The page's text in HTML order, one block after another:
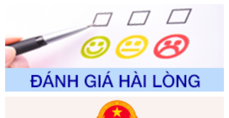
Tên: Nghị định số 351/2025/NĐ-CP của Chính phủ: Quy
định chuẩn nghèo đa chiều quốc gia giai đoạn 2026 - 2030
Ngày ban hành: 29/12/2026
Số kí hiệu:
3014/QĐ-UBND
Tên: Quyết định về việc công bố danh mục thủ tục hành
chính ban hành mới, sửa đổi bổ sung trong lĩnh vực hỗ trợ
đầu tư, lĩnh vực đấu thầu lựa chọn nhà thầu thuộc thẩm
quyền giải quyết của Sở Tài chính và Ban Quản lý Khu kinh
Ngày ban hành: 23/09/2026